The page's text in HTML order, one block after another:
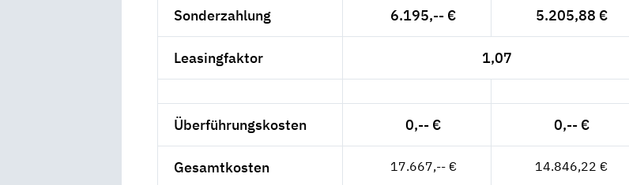
Sonderzahlung 6.195,-- € 5.205,88 €
Leasingfaktor 1,07
Überführungskosten 0,-- € 0,-- €
Gesamtkosten 17.667,-- € 14.846,22 €